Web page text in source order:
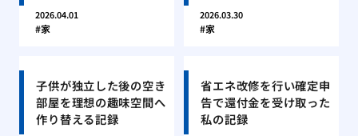
2026.04.01
家
2026.03.30
家
子供が独立した後の空き
部屋を理想の趣味空間へ
作り替える記録
省エネ改修を行い確定申
告で還付金を受け取った
私の記録